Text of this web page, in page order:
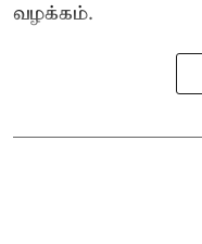
வழக்கம்.